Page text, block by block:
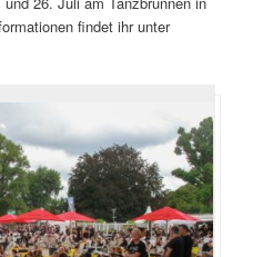
findet ihr unter